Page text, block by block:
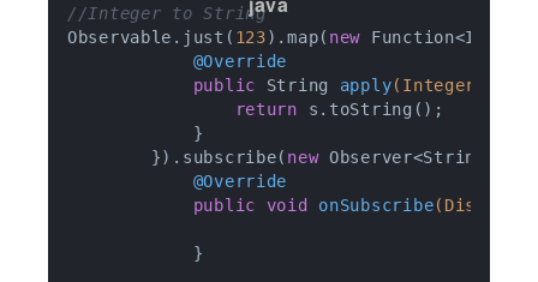
//Integer to String
Observable.just( 123).map( new
@Override
public String apply(Integer s)
return s.toString();
            }
        }).subscribe(
new Observer<String>() {
@Override
public
void onSubscribe
            }